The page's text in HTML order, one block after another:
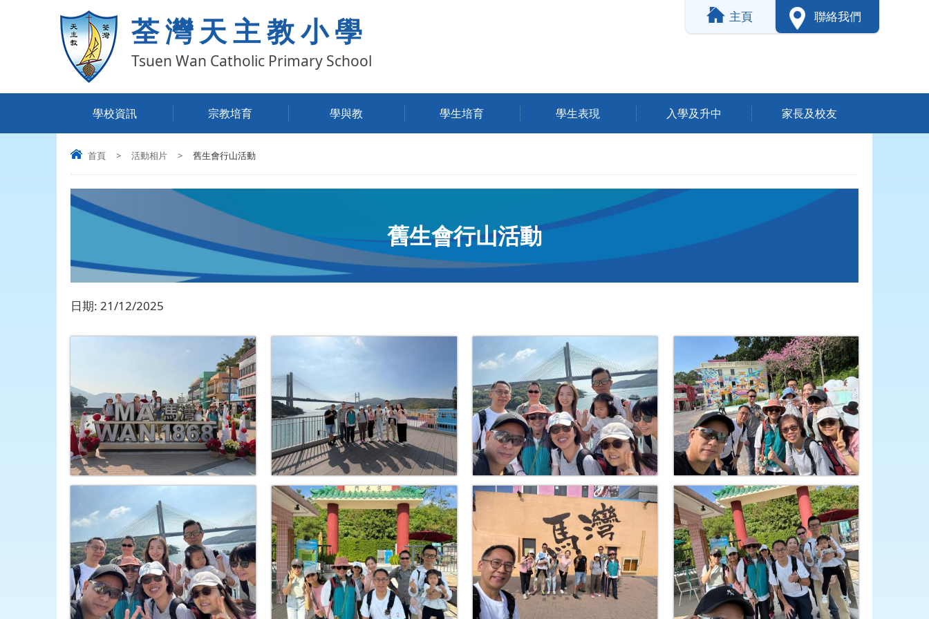
荃灣天主教小學
Tsuen Wan Catholic Primary School
主頁 聯絡我們
學校資訊 宗教培育 學與教 學生培育 學生表現 入學及升中 家長及校友
首頁 > 活動相片 > 舊生會行山活動
舊生會行山活動
日期: 21/12/2025